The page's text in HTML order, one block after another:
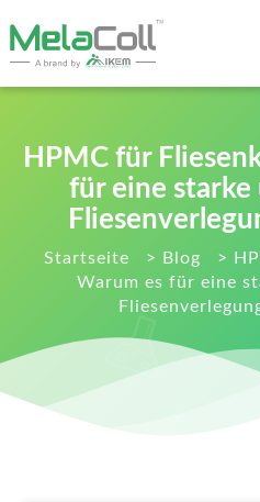
HPMC für
für eine starke
Startseite > Blog >
Warum es für eine